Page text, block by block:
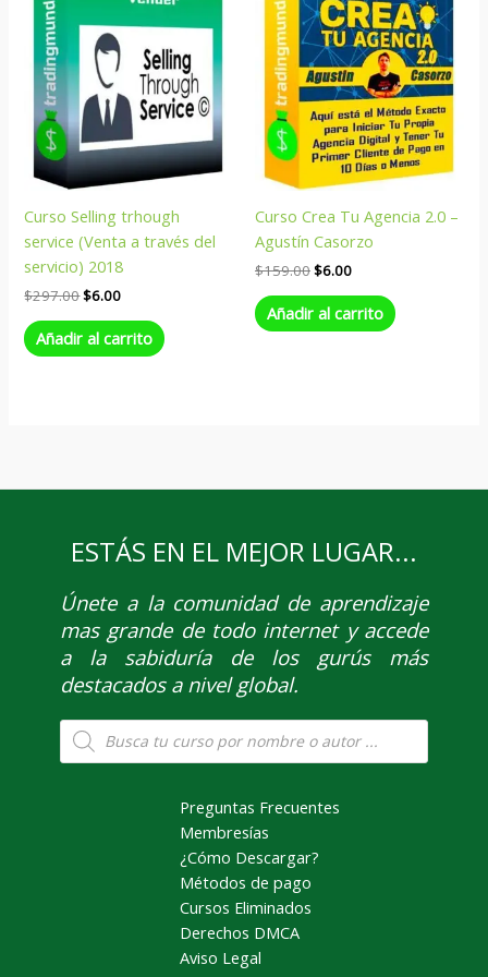
Curso Selling trhough
service (Venta a través del
servicio) 2018
$297.00$6.00
Añadir al carrito
Curso Crea Tu Agencia 2.0 –
Agustín Casorzo
$159.00$6.00
Añadir al carrito
ESTÁS EN EL MEJOR LUGAR...
Únetea la comunidad de aprendizaje
mas grande de todo internet y accede
a la sabiduría de los gurús más
destacados a nivel global.
Búsqueda
de
productos
Preguntas Frecuentes
Membresías
¿Cómo Descargar?
Métodos de pago
Cursos Eliminados
Derechos DMCA
Aviso Legal